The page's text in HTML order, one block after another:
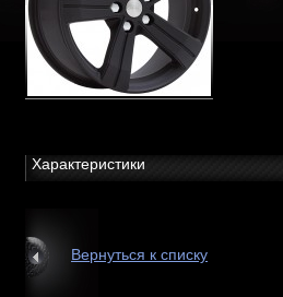
Характеристики
Вернуться к списку